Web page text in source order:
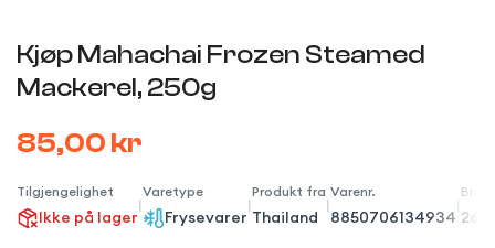
Kjøp Mahachai Frozen Steamed
Mackerel, 250g
85,00 kr
Tilgjengelighet
Ikke på lager
|
Varetype
Frysevarer
|
Produkt fra
Thailand
|
Varenr.
8850706134934